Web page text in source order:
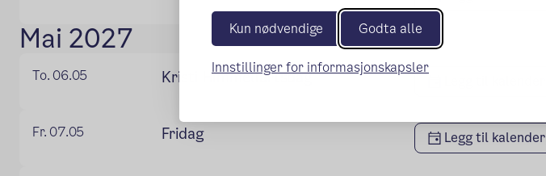
Kun nødvendige Godta alle
Innstillinger for informasjonskapsler
Mai 2027
To. 06.05 Kristi Himmelfartsdag
Fr. 07.05 Fridag Legg til kalender